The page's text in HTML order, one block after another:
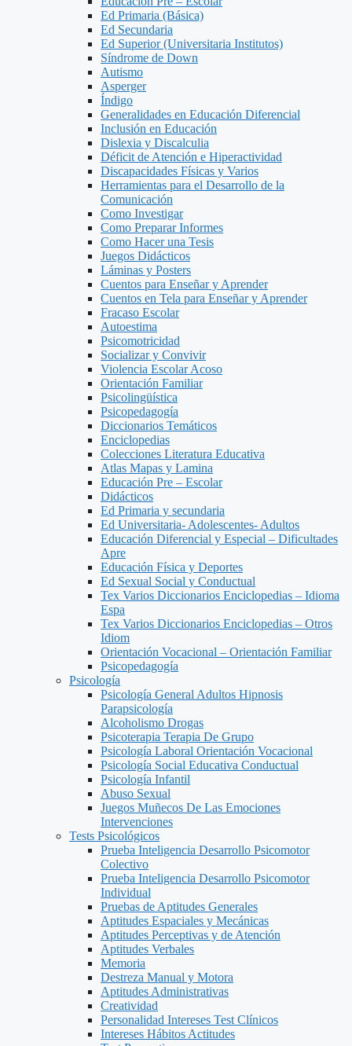
Ed Primaria (Básica)
Ed Secundaria
Ed Superior (Universitaria Institutos)
Síndrome de Down
Autismo
Asperger
Índigo
Generalidades en Educación Diferencial
Inclusión en Educación
Dislexia y Discalculia
Déficit de Atención e Hiperactividad
Discapacidades Físicas y Varios
Herramientas para el Desarrollo de la
Comunicación
Como Investigar
Como Preparar Informes
Como Hacer una Tesis
Juegos Didácticos
Láminas y Posters
Cuentos para Enseñar y Aprender
Cuentos en Tela para Enseñar y Aprender
Fracaso Escolar
Autoestima
Psicomotricidad
Socializar y Convivir
Violencia Escolar Acoso
Orientación Familiar
Psicolingüística
Psicopedagogía
Diccionarios Temáticos
Enciclopedias
Colecciones Literatura Educativa
Atlas Mapas y Lamina
Educación Pre – Escolar
Didácticos
Ed Primaria y secundaria
Ed Universitaria- Adolescentes- Adultos
Educación Diferencial y Especial – Dificultades
Apre
Educación Física y Deportes
Ed Sexual Social y Conductual
Tex Varios Diccionarios Enciclopedias – Idioma
Espa
Tex Varios Diccionarios Enciclopedias – Otros
Idiom
Orientación Vocacional – Orientación Familiar
Psicopedagogía
Psicología
Psicología General Adultos Hipnosis
Parapsicología
Alcoholismo Drogas
Psicoterapia Terapia De Grupo
Psicología Laboral Orientación Vocacional
Psicología Social Educativa Conductual
Psicología Infantil
Abuso Sexual
Juegos Muñecos De Las Emociones
Intervenciones
Tests Psicológicos
Prueba Inteligencia Desarrollo Psicomotor
Colectivo
Prueba Inteligencia Desarrollo Psicomotor
Individual
Pruebas de Aptitudes Generales
Aptitudes Espaciales y Mecánicas
Aptitudes Perceptivas y de Atención
Aptitudes Verbales
Memoria
Destreza Manual y Motora
Aptitudes Administrativas
Creatividad
Personalidad Intereses Test Clínicos
Intereses Hábitos Actitudes